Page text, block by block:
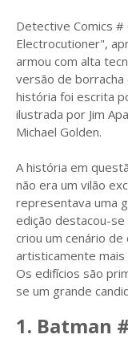
Detective Comics
Electrocutioner",
armou com alta
versão de borracha
história foi escrita
ilustrada por Jim
Michael Golden.
A história em
não era um vilão
representava uma
edição destacou-se
criou um cenário
artisticamente
Os edifícios são
se um grande
1. Batman